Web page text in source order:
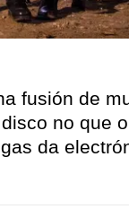
fusión de
no que
da